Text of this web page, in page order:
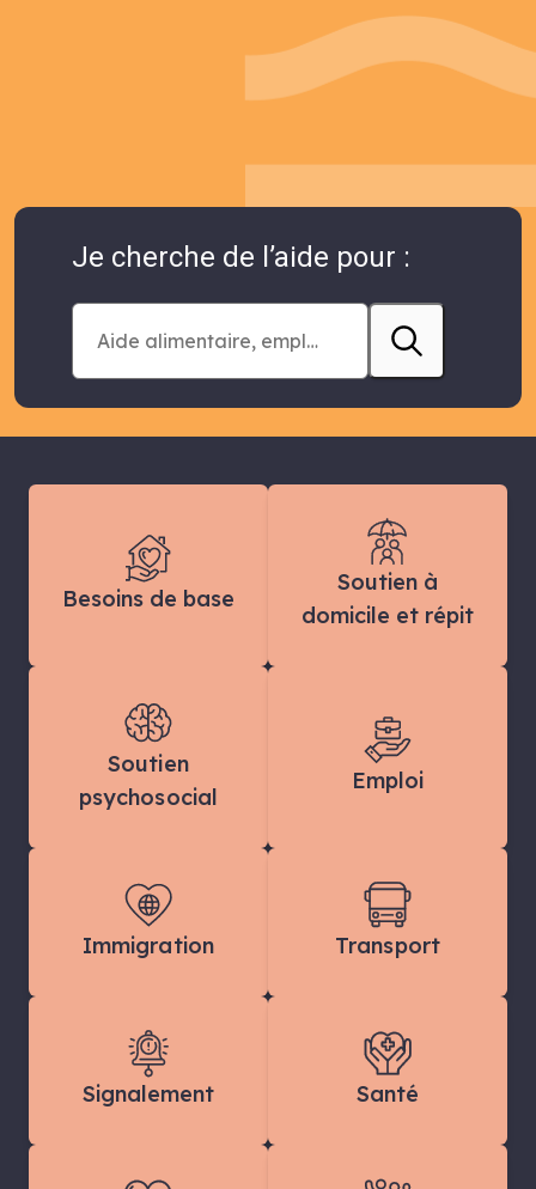
Je cherche de l’aide pour :
Besoins de base
Soutien à
domicile et répit
Soutien
psychosocial
Emploi
Immigration Transport
Signalement Santé